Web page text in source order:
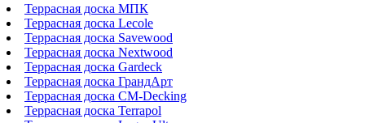
Террасная доска МПК
Террасная доска Lecole
Террасная доска Savewood
Террасная доска Nextwood
Террасная доска Gardeck
Террасная доска ГрандАрт
Террасная доска CM-Decking
Террасная доска Terrapol